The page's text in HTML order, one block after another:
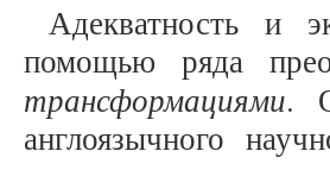
Адекватность и
помощью ряда
трансформациями.
англоязычного